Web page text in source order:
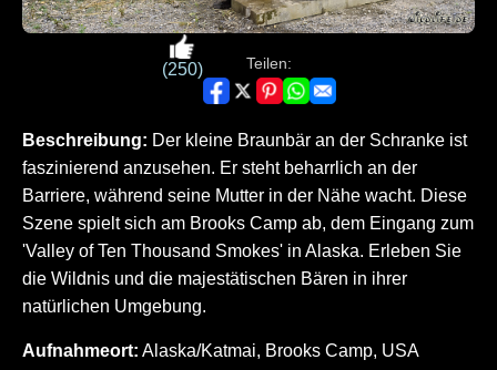
(250) Teilen:
Beschreibung: Der kleine Braunbär an der Schranke ist
faszinierend anzusehen. Er steht beharrlich an der
Barriere, während seine Mutter in der Nähe wacht. Diese
Szene spielt sich am Brooks Camp ab, dem Eingang zum
'Valley of Ten Thousand Smokes' in Alaska. Erleben Sie
die Wildnis und die majestätischen Bären in ihrer
natürlichen Umgebung.
Aufnahmeort: Alaska/Katmai, Brooks Camp, USA